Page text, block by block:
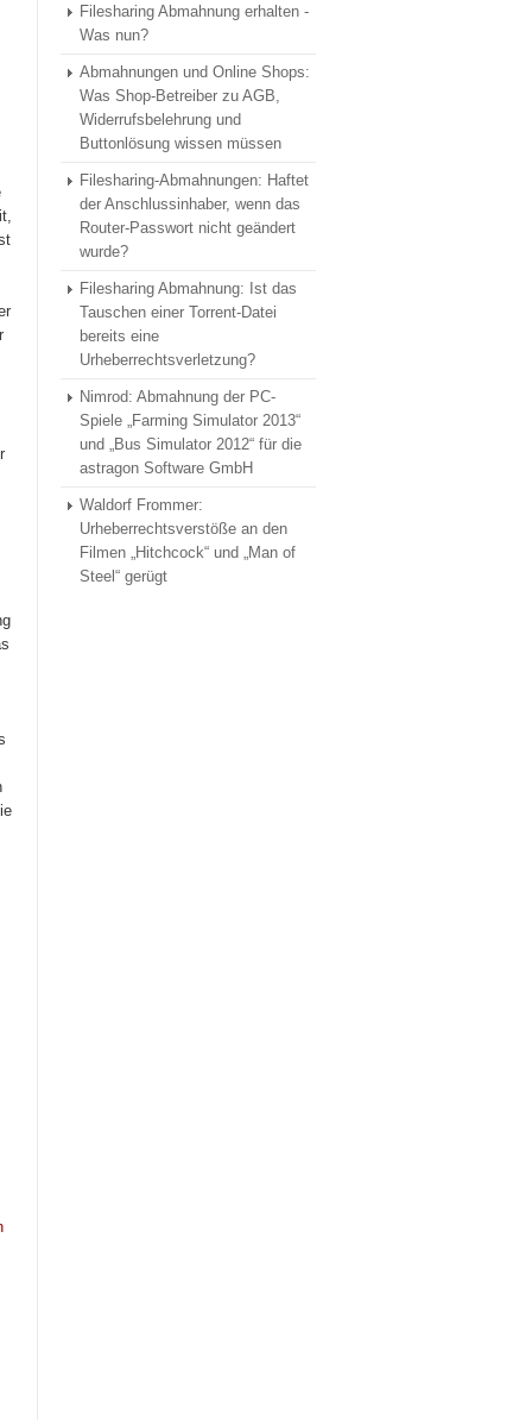
Filesharing Abmahnung erhalten -
Was nun?
Abmahnungen und Online Shops:
Was Shop-Betreiber zu AGB,
Widerrufsbelehrung und
Buttonlösung wissen müssen
Filesharing-Abmahnungen: Haftet
der Anschlussinhaber, wenn das
Router-Passwort nicht geändert
wurde?
Filesharing Abmahnung: Ist das
Tauschen einer Torrent-Datei
bereits eine
Urheberrechtsverletzung?
Nimrod: Abmahnung der PC-
Spiele „Farming Simulator 2013“
und „Bus Simulator 2012“ für die
astragon Software GmbH
Waldorf Frommer:
Urheberrechtsverstöße an den
Filmen „Hitchcock“ und „Man of
Steel“ gerügt